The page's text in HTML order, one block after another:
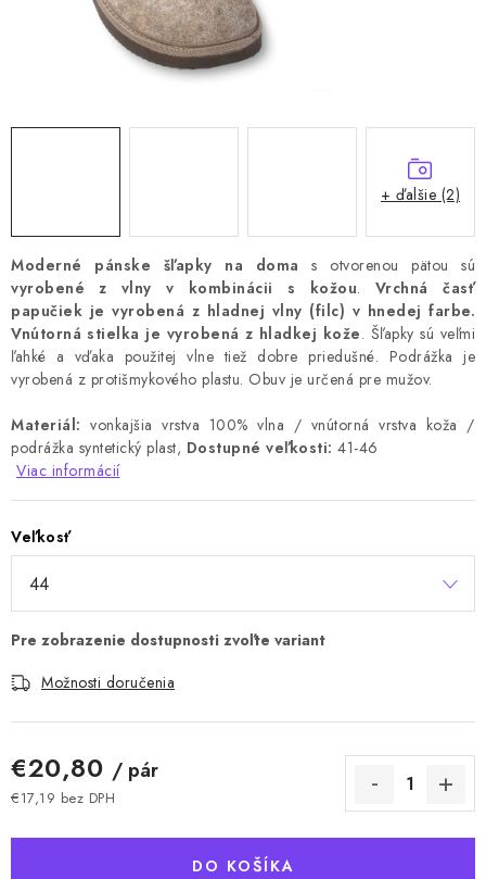
Moderné pánske šľapky na doma s otvorenou pätou sú
vyrobené z vlny
v kombinácii s kožou.
Vrchná časť
papučiek je vyrobená z hladnej vlny (filc) v hnedej farbe.
Vnútorná stielka je vyrobená z hladkej kože. Šľapky sú veľmi
ľahké a vďaka použitej vlne tiež dobre priedušné. Podrážka je
vyrobená z protišmykového plastu. Obuv je určená pre mužov.
Materiál: vonkajšia vrstva 100% vlna / vnútorná vrstva koža /
podrážka syntetický plast, Dostupné veľkosti: 41-46
Viac informácií
Veľkosť
Možnosti doručenia
€20,80 / pár
€17,19 bez DPH
DO KOŠÍKA
+ ďalšie (2)